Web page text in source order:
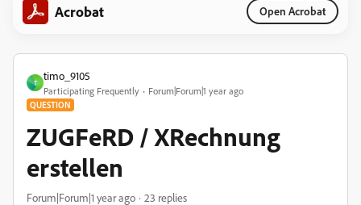
Acrobat Open Acrobat
T
timo_9105
Participating Frequently Forum|Forum|1 year ago
QUESTION
ZUGFeRD / XRechnung
erstellen
Forum|Forum|1 year ago 23 replies